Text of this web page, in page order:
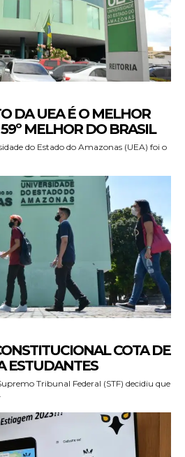
DA UEA É O MELHOR
MELHOR DO BRASIL
do Estado do Amazonas (UEA) foi o
COTA DE
ESTUDANTES
Tribunal Federal (STF) decidiu que